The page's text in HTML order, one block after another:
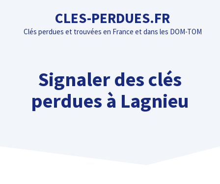
contenu
CLES-PERDUES.FR
Clés perdues et trouvées en France et dans les DOM-TOM
Signaler des clés
perdues à Lagnieu